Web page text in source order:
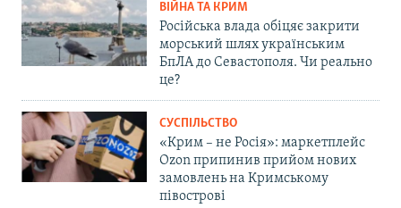
ВІЙНА ТА КРИМ
Російська влада обіцяє закрити
морський шлях українським
БпЛА до Севастополя. Чи реально
це?
СУСПІЛЬСТВО
«Крим – не Росія»: маркетплейс
Ozon припинив прийом нових
замовлень на Кримському
півострові